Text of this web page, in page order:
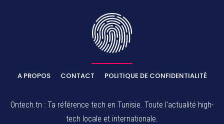
A PROPOS CONTACT POLITIQUE DE CONFIDENTIALITÉ
Ontech.tn : Ta référence tech en Tunisie. Toute l'actualité high-
tech locale et internationale.